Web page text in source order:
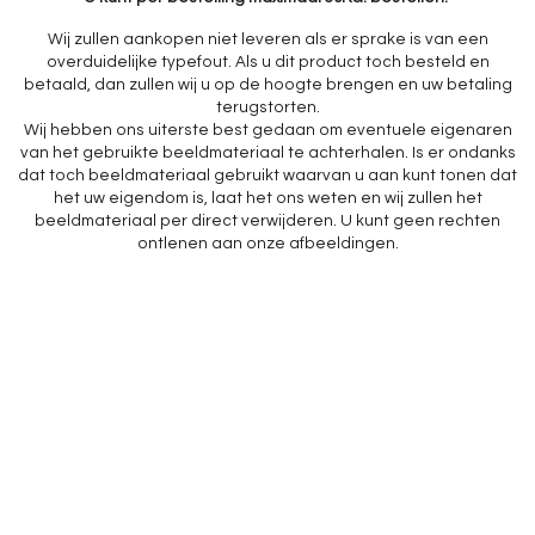
Wij zullen aankopen niet leveren als er sprake is van een
overduidelijke typefout. Als u dit product toch besteld en
betaald, dan zullen wij u op de hoogte brengen en uw betaling
terugstorten.
Wij hebben ons uiterste best gedaan om eventuele eigenaren
van het gebruikte beeldmateriaal te achterhalen. Is er ondanks
dat toch beeldmateriaal gebruikt waarvan u aan kunt tonen dat
het uw eigendom is, laat het ons weten en wij zullen het
beeldmateriaal per direct verwijderen. U kunt geen rechten
ontlenen aan onze afbeeldingen.